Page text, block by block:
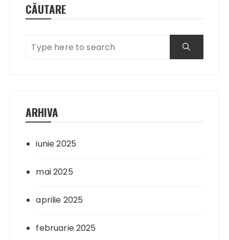
CĂUTARE
ARHIVA
iunie 2025
mai 2025
aprilie 2025
februarie 2025